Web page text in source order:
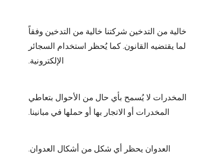
خالية من التدخين شركتنا خالية من التدخين وفقاً
لما يقتضيه القانون. كما يُحظر استخدام السجائر
الإلكترونية.
المخدرات لا يُسمح بأي حال من الأحوال بتعاطي
المخدرات أو الاتجار بها أو حملها في مبانينا.
العدوان يحظر أي شكل من أشكال العدوان.